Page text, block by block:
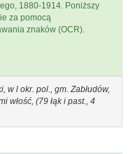
1880-1914. Poniższy
za pomocą
znaków (OCR).
w l okr. pol., gm. Zabłudów,
włość, (79 łąk i past., 4